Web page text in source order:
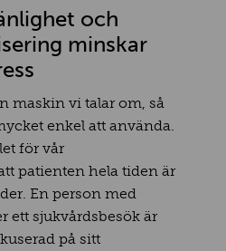
och
minskar
maskin vi talar om, så
enkel att använda.
för vår
patienten hela tiden är
En person med
ett sjukvårdsbesök är
på sitt